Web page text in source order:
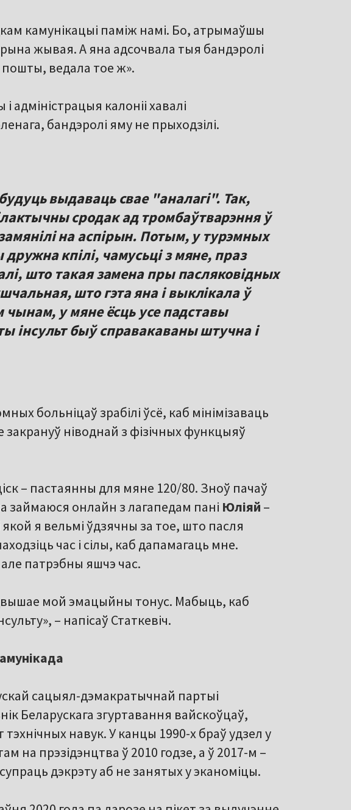
камунікацыі паміж намі. Бо, атрымаўшы
жывая. А яна адсочвала тыя бандэролі
пошты, ведала тое ж».
адміністрацыя калоніі хавалі
бандэролі яму не прыходзілі.
выдаваць свае "аналагі". Так,
сродак ад тромбаўтварэння ў
на аспірын. Потым, у турэмных
кпілі, чамусьці з мяне, праз
што такая замена пры пасляковідных
што гэта яна і выклікала ў
чынам, у мяне ёсць усе падставы
інсульт быў справакаваны штучна і
больніцаў зрабілі ўсё, каб мінімізаваць
закрануў ніводнай з фізічных функцыяў
– пастаянны для мяне 120/80. Зноў пачаў
займаюся онлайн з лагапедам пані Юліяй –
я вельмі ўдзячны за тое, што пасля
час і сілы, каб дапамагаць мне.
патрэбны яшчэ час.
мой эмацыйны тонус. Мабыць, каб
– напісаў Статкевіч.
сацыял-дэмакратычнай партыі
Беларускага згуртавання вайскоўцаў,
тэхнічных навук. У канцы 1990-х браў удзел у
на прэзідэнцтва ў 2010 годзе, а ў 2017-м –
дэкрэту аб не занятых у эканоміцы.